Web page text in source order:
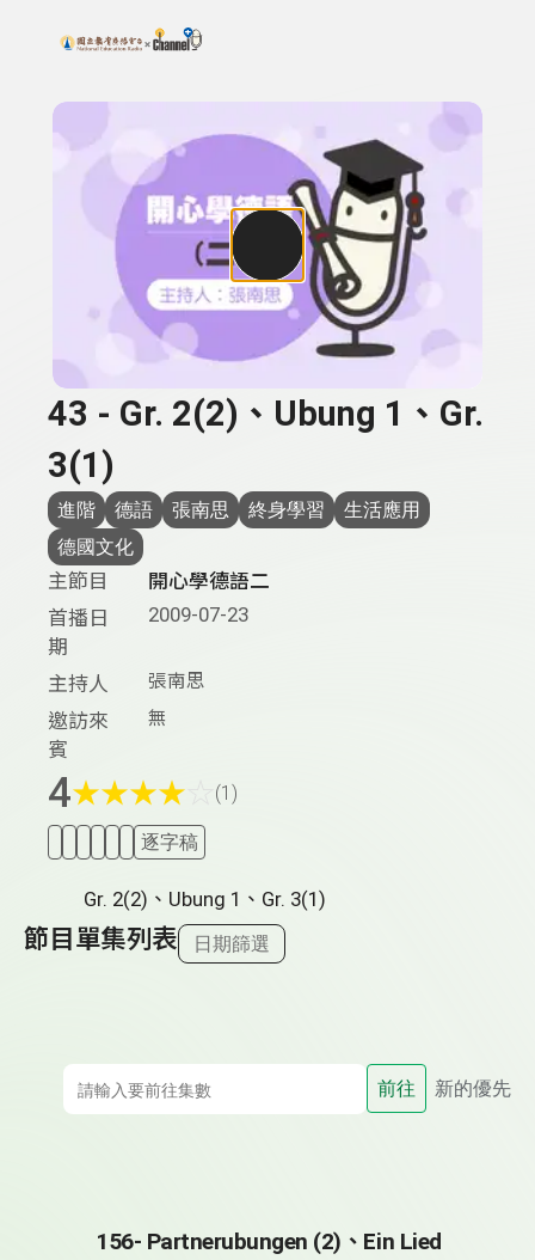
上方功能區塊
搜尋關鍵字：可輸入節目名稱、主持人或關鍵字
43 - Gr. 2(2)、Ubung 1、Gr.
3(1)
進階 德語 張南思 終身學習
生活應用
德國文化
主節目
開心學德語二
首播日
期
2009-07-23
主持人 張南思
邀訪來
賓
無
4★★★★ (1)
逐字稿
Gr. 2(2)、Ubung 1、Gr. 3(1)
節目單集列表 日期篩選
前往 新的優先
156- Partnerubungen (2)、Ein Lied